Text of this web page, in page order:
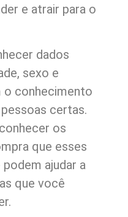
e atrair para o
dados
sexo e
o conhecimento
certas.
os
que esses
ajudar a
que você